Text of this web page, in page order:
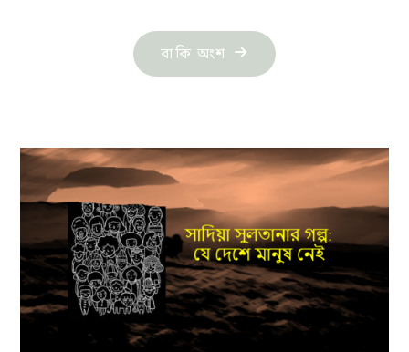
বাকি অংশ "সাদিয়া
সুলতানার
খুঁজে
যায়নি"